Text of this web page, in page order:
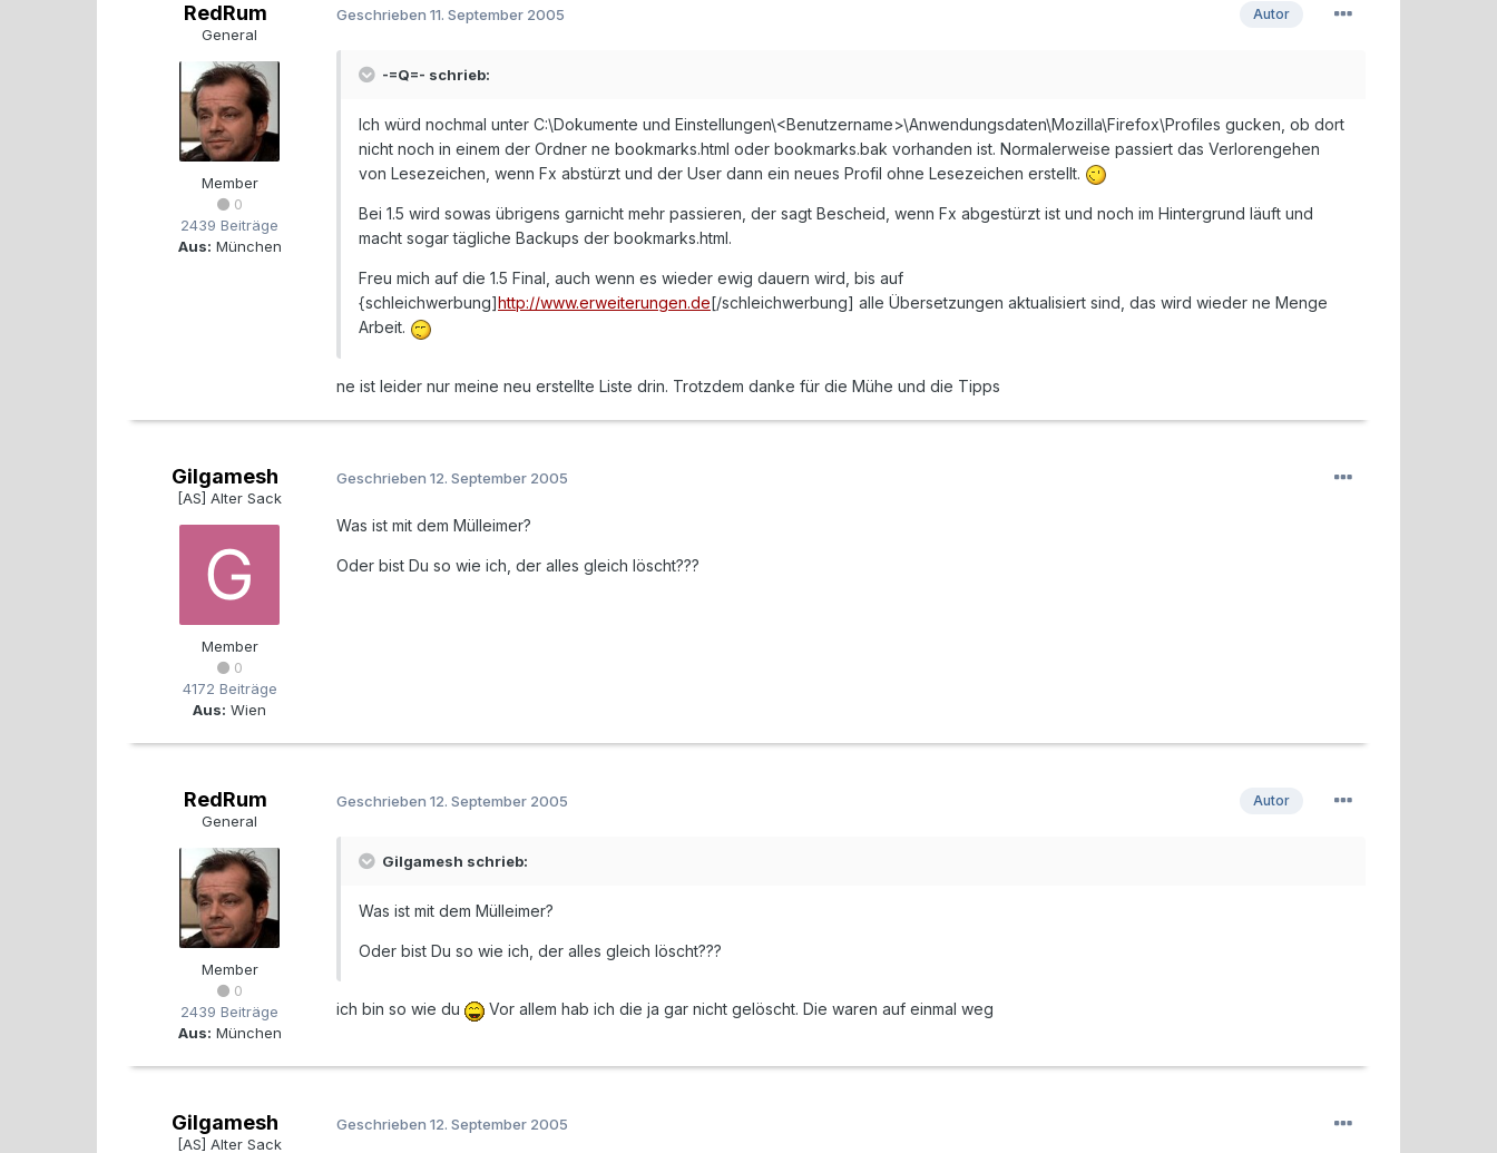
RedRum
General
Member
0
2439 Beiträge
Aus: München
Autor
Geschrieben 11. September 2005
-=Q=- schrieb:
Ich würd nochmal unter C:\Dokumente und Einstellungen\<Benutzername>\Anwendungsdaten\Mozilla\Firefox\Profiles gucken, ob dort
nicht noch in einem der Ordner ne bookmarks.html oder bookmarks.bak vorhanden ist. Normalerweise passiert das Verlorengehen
von Lesezeichen, wenn Fx abstürzt und der User dann ein neues Profil ohne Lesezeichen erstellt.
Bei 1.5 wird sowas übrigens garnicht mehr passieren, der sagt Bescheid, wenn Fx abgestürzt ist und noch im Hintergrund läuft und
macht sogar tägliche Backups der bookmarks.html.
Freu mich auf die 1.5 Final, auch wenn es wieder ewig dauern wird, bis auf
{schleichwerbung]http://www.erweiterungen.de[/schleichwerbung] alle Übersetzungen aktualisiert sind, das wird wieder ne Menge
Arbeit.
ne ist leider nur meine neu erstellte Liste drin. Trotzdem danke für die Mühe und die Tipps
Gilgamesh
[AS] Alter Sack
Member
0
4172 Beiträge
Aus: Wien
Geschrieben 12. September 2005
Was ist mit dem Mülleimer?
Oder bist Du so wie ich, der alles gleich löscht???
RedRum
General
Member
0
2439 Beiträge
Aus: München
Autor
Geschrieben 12. September 2005
Gilgamesh schrieb:
Was ist mit dem Mülleimer?
Oder bist Du so wie ich, der alles gleich löscht???
ich bin so wie du Vor allem hab ich die ja gar nicht gelöscht. Die waren auf einmal weg
Gilgamesh
[AS] Alter Sack
Geschrieben 12. September 2005